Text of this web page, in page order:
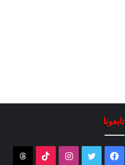
تابعونا
فيسبوك تويتر انستقرام‫TikTok